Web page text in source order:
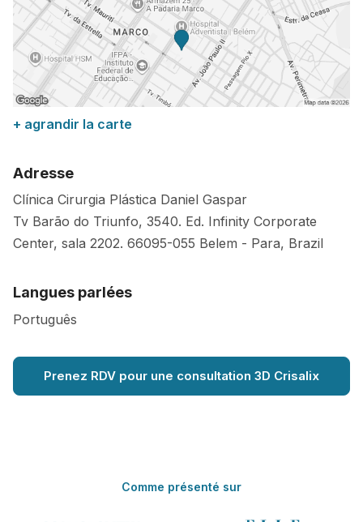
+ agrandir la carte
Adresse
Clínica Cirurgia Plástica Daniel Gaspar
Tv Barão do Triunfo, 3540. Ed. Infinity Corporate
Center, sala 2202. 66095-055 Belem - Para, Brazil
Langues parlées
Português
Prenez RDV pour une consultation 3D Crisalix
Comme présenté sur